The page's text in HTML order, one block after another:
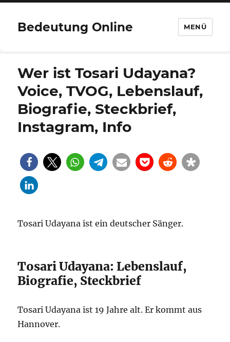
Bedeutung Online MENÜ
Wer ist Tosari Udayana?
Voice, TVOG, Lebenslauf,
Biografie, Steckbrief,
Instagram, Info
Tosari Udayana ist ein deutscher Sänger.
Tosari Udayana: Lebenslauf,
Biografie, Steckbrief
Tosari Udayana ist 19 Jahre alt. Er kommt aus
Hannover.